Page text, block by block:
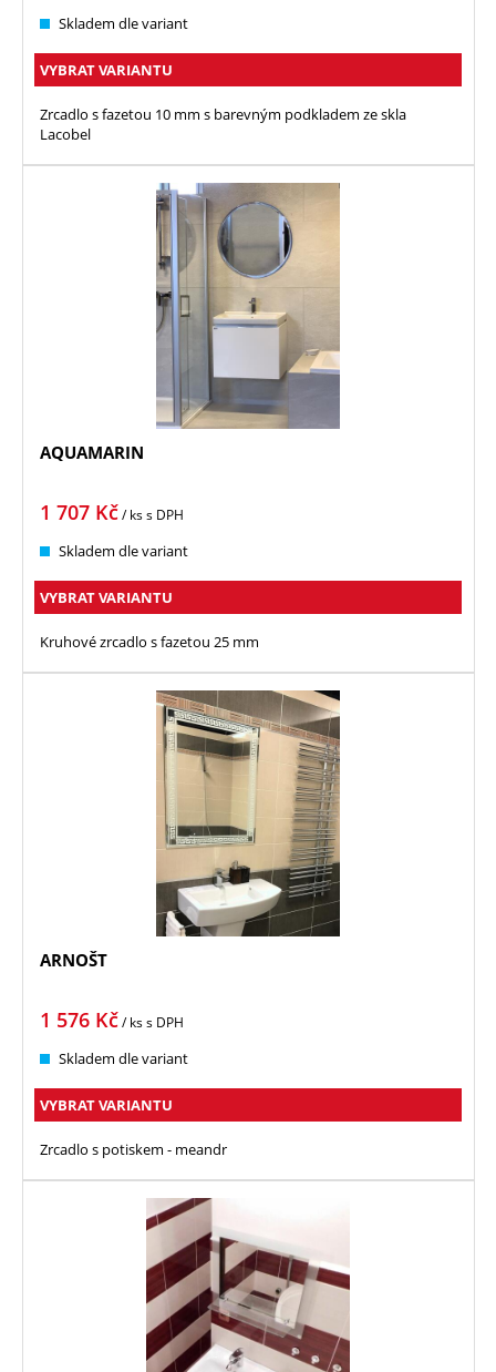
Skladem dle variant
VYBRAT VARIANTU
Zrcadlo s fazetou 10 mm s barevným podkladem ze skla
Lacobel
AQUAMARIN
1 707 Kč/ kss DPH
Skladem dle variant
VYBRAT VARIANTU
Kruhové zrcadlo s fazetou 25 mm
ARNOŠT
1 576 Kč/ kss DPH
Skladem dle variant
VYBRAT VARIANTU
Zrcadlo s potiskem - meandr